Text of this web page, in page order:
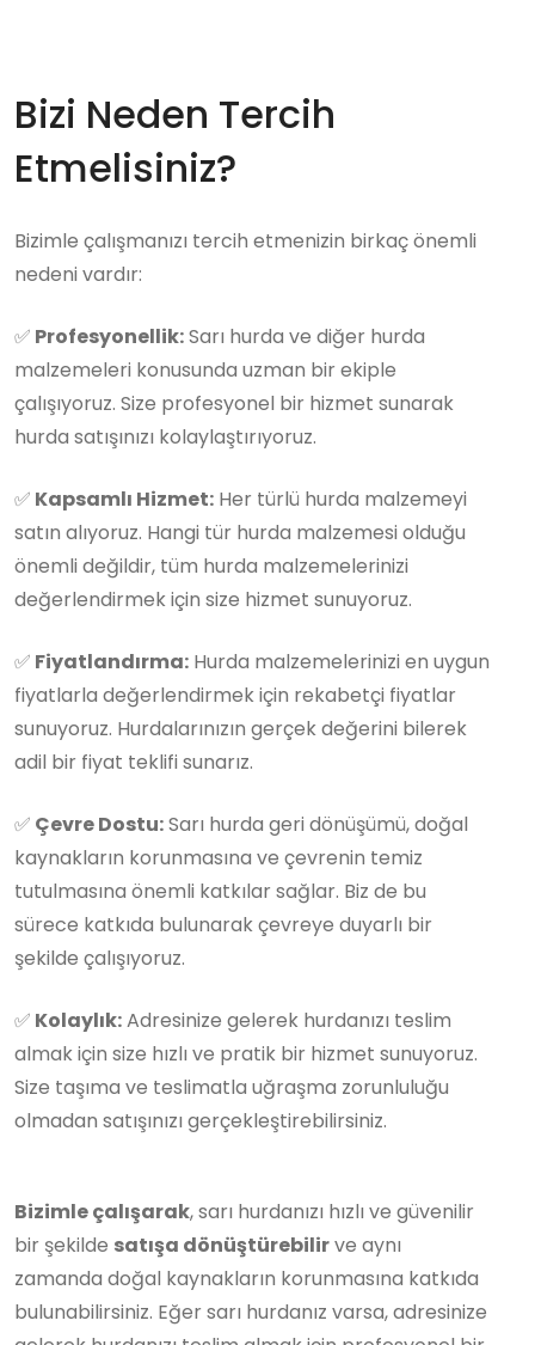
Bizi Neden Tercih
Etmelisiniz?
Bizimle çalışmanızı tercih etmenizin birkaç önemli
nedeni vardır:
✅ Profesyonellik:Sarı hurda ve diğer hurda
malzemeleri konusunda uzman bir ekiple
çalışıyoruz. Size profesyonel bir hizmet sunarak
hurda satışınızı kolaylaştırıyoruz.
✅ Kapsamlı Hizmet: Her türlü hurda malzemeyi
satın alıyoruz. Hangi tür hurda malzemesi olduğu
önemli değildir, tüm hurda malzemelerinizi
değerlendirmek için size hizmet sunuyoruz.
✅ Fiyatlandırma: Hurda malzemelerinizi en uygun
fiyatlarla değerlendirmek için rekabetçi fiyatlar
sunuyoruz. Hurdalarınızın gerçek değerini bilerek
adil bir fiyat teklifi sunarız.
✅ Çevre Dostu:Sarı hurda geri dönüşümü, doğal
kaynakların korunmasına ve çevrenin temiz
tutulmasına önemli katkılar sağlar. Biz de bu
sürece katkıda bulunarak çevreye duyarlı bir
şekilde çalışıyoruz.
✅ Kolaylık:Adresinize gelerek hurdanızı teslim
almak için size hızlı ve pratik bir hizmet sunuyoruz.
Size taşıma ve teslimatla uğraşma zorunluluğu
olmadan satışınızı gerçekleştirebilirsiniz.
Bizimle çalışarak, sarı hurdanızı hızlı ve güvenilir
bir şekilde satışa dönüştürebilirve aynı
zamanda doğal kaynakların korunmasına katkıda
bulunabilirsiniz. Eğer sarı hurdanız varsa, adresinize